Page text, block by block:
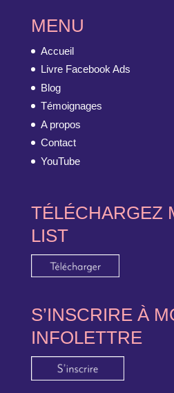
MENU
Accueil
Livre Facebook Ads
Blog
Témoignages
A propos
Contact
YouTube
TÉLÉCHARGEZ
LIST
S’INSCRIRE À
INFOLETTRE